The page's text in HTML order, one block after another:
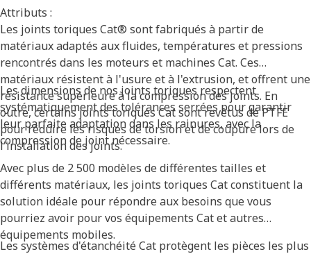
Attributs :
Les joints toriques Cat® sont fabriqués à partir de
matériaux adaptés aux fluides, températures et pressions
rencontrés dans les moteurs et machines Cat. Ces
matériaux résistent à l'usure et à l'extrusion, et offrent une
résistance supérieure à la compression des joints. En
outre, certains joints toriques Cat sont revêtus de PTFE
pour réduire les risques de torsion et de coupure lors de
l'installation des joints.
Les dimensions de nos joints toriques respectent
systématiquement des tolérances serrées pour garantir
leur parfaite adaptation dans les rainures, avec la
compression de joint nécessaire.
Avec plus de 2 500 modèles de différentes tailles et
différents matériaux, les joints toriques Cat constituent la
solution idéale pour répondre aux besoins que vous
pourriez avoir pour vos équipements Cat et autres
équipements mobiles.
Les systèmes d'étanchéité Cat protègent les pièces les plus